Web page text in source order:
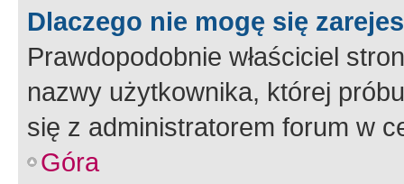
Dlaczego nie mogę się
Prawdopodobnie właściciel
nazwy użytkownika, której
się z administratorem forum w
Góra